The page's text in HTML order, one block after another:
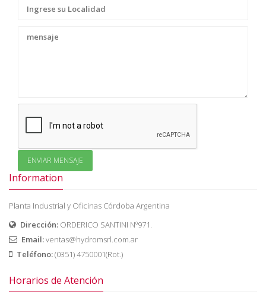
Information
Planta Industrial y Oficinas Córdoba Argentina
Dirección: ORDERICO SANTINI Nº971.
Email:ventas@hydromsrl.com.ar
Teléfono:(0351) 4750001(Rot.)
Horarios de Atención